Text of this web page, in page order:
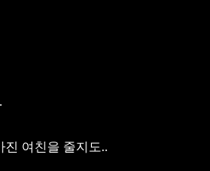
진 여친을 줄지도..